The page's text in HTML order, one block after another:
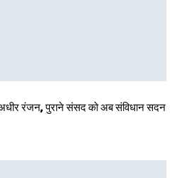
अधीर रंजन, पुराने संसद को अब संविधान सदन